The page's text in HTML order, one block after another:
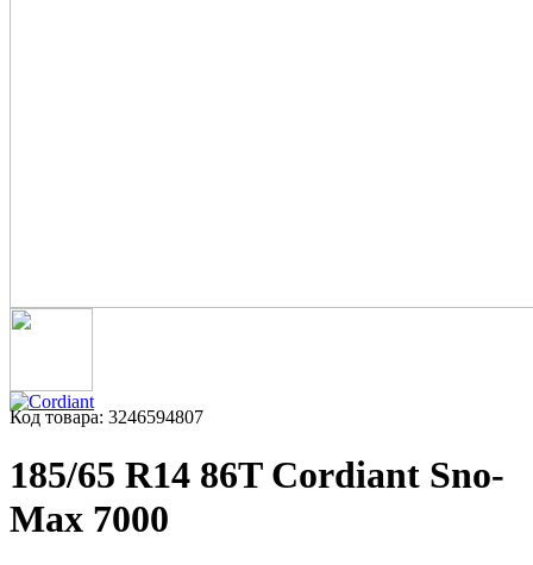
Код товара: 3246594807
185/65 R14 86T Cordiant Sno-
Max 7000